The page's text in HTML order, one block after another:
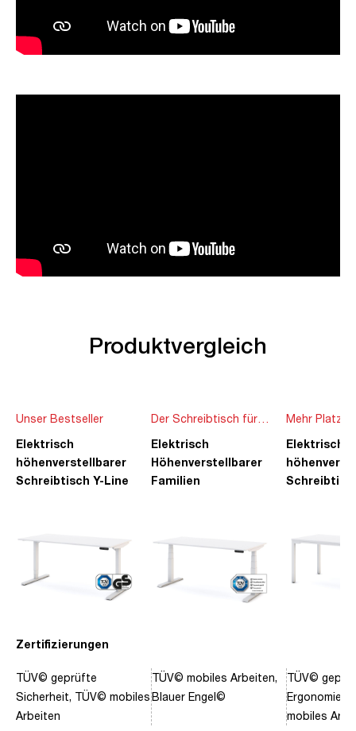
Produktvergleich
Zertifizierungen
Unser Bestseller
Elektrisch
höhenverstellbarer
Schreibtisch Y-Line
TÜV© geprüfte
Sicherheit, TÜV© mobiles
Arbeiten
Der Schreibtisch für
die ganze Familie
Elektrisch
Höhenverstellbarer
Familien
TÜV© mobiles Arbeiten,
Blauer Engel©
Mehr Platz
Ideen
Elektrisch
TÜV©
Ergonomie,
mobiles